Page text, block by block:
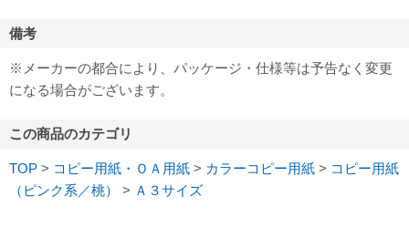
備考
※メーカーの都合により、パッケージ・仕様等は予告なく変更
になる場合がございます。
この商品のカテゴリ
TOP > コピー用紙・ＯＡ用紙 > カラーコピー用紙 > コピー用紙
（ピンク系／桃）
> Ａ３サイズ